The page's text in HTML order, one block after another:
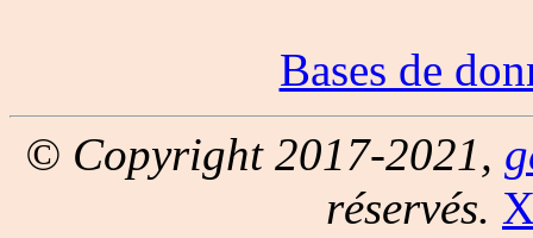
Bases de
© Copyright 2017-2021,
réservés.